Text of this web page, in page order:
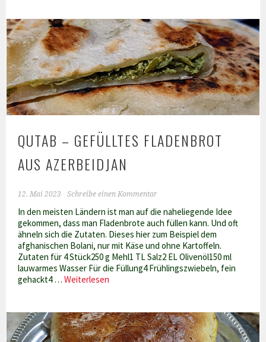
jemenitisches
Sabbatbrot
QUTAB – GEFÜLLTES FLADENBROT
AUS AZERBEIDJAN
12. Mai 2023 Schreibe einen Kommentar
In den meisten Ländern ist man auf die naheliegende Idee
gekommen, dass man Fladenbrote auch füllen kann. Und oft
ähneln sich die Zutaten. Dieses hier zum Beispiel dem
afghanischen Bolani, nur mit Käse und ohne Kartoffeln.
Zutaten für 4 Stück250 g Mehl1 TL Salz2 EL Olivenöl150 ml
lauwarmes Wasser Für die Füllung4 Frühlingszwiebeln, fein
gehackt4 …Weiterlesen
Fladenbrot
aus
Azerbeidjan